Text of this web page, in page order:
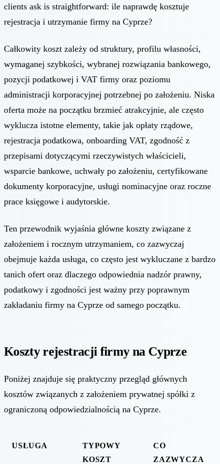
clients ask is straightforward: ile naprawdę kosztuje
rejestracja i utrzymanie firmy na Cyprze?
Całkowity koszt zależy od struktury, profilu własności,
wymaganej szybkości, wybranej rozwiązania bankowego,
pozycji podatkowej i VAT firmy oraz poziomu
administracji korporacyjnej potrzebnej po założeniu. Niska
oferta może na początku brzmieć atrakcyjnie, ale często
wyklucza istotne elementy, takie jak opłaty rządowe,
rejestracja podatkowa, onboarding VAT, zgodność z
przepisami dotyczącymi rzeczywistych właścicieli,
wsparcie bankowe, uchwały po założeniu, certyfikowane
dokumenty korporacyjne, usługi nominacyjne oraz roczne
prace księgowe i audytorskie.
Ten przewodnik wyjaśnia główne koszty związane z
założeniem i rocznym utrzymaniem, co zazwyczaj
obejmuje każda usługa, co często jest wykluczane z bardzo
tanich ofert oraz dlaczego odpowiednia nadzór prawny,
podatkowy i zgodności jest ważny przy poprawnym
zakładaniu firmy na Cyprze od samego początku.
Koszty rejestracji firmy na Cyprze
Poniżej znajduje się praktyczny przegląd głównych
kosztów związanych z założeniem prywatnej spółki z
ograniczoną odpowiedzialnością na Cyprze.
USŁUGA
TYPOWY
KOSZT
CO
ZAZWYCZA